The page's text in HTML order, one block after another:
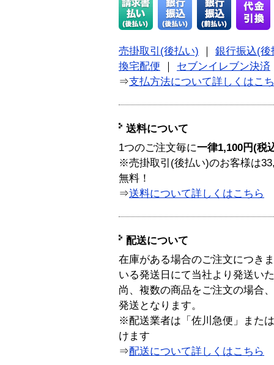
売掛取引(後払い)
銀行振込(後
換宅配便
セブンイレブン決済
⇒支払方法について詳しくはこ
送料について
1つのご注文毎に一律1,100円(税
※売掛取引(後払い)のお客様は
無料！
⇒送料について詳しくはこちら
配送について
在庫がある場合のご注文につき
いる発送日にて当社より発送い
尚、複数の商品をご注文の場合
発送となります。
※配送業者は「佐川急便」また
けます
⇒配送について詳しくはこちら